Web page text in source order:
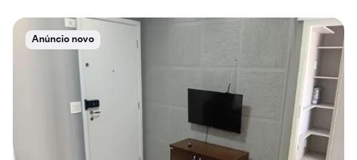
Anúncio novo